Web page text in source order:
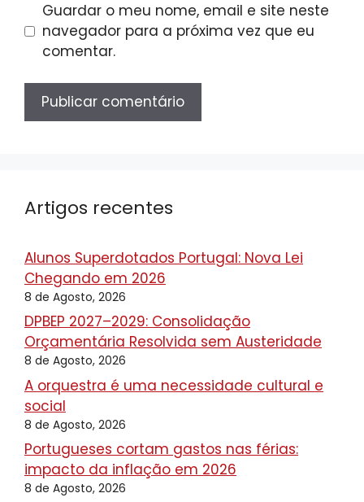
Guardar o meu nome, email e site neste
navegador para a próxima vez que eu
comentar.
Artigos recentes
Alunos Superdotados Portugal: Nova Lei
Chegando em 2026
8 de Agosto, 2026
DPBEP 2027–2029: Consolidação
Orçamentária Resolvida sem Austeridade
8 de Agosto, 2026
A orquestra é uma necessidade cultural e
social
8 de Agosto, 2026
Portugueses cortam gastos nas férias:
impacto da inflação em 2026
8 de Agosto, 2026